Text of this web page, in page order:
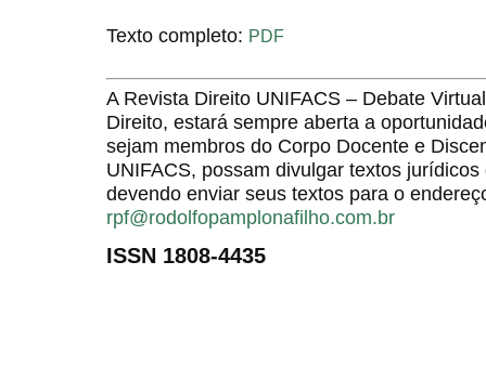
Texto completo: PDF
A Revista Direito UNIFACS – Debate
Direito, estará sempre aberta a
sejam membros do Corpo Docente e
UNIFACS, possam divulgar textos
devendo enviar seus textos para o
rpf@rodolfopamplonafilho.com.br
ISSN 1808-4435